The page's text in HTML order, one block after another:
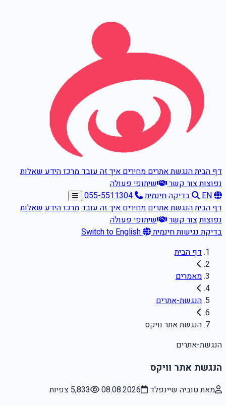
דף הביתהנגשת אתריםמחיריםאיך זה עובדמרכז הידעשאלות
נפוצותצור קשר
שיתופי פעולה
EN
בדיקה חינמית
055-5511304
דף הביתהנגשת אתריםמחיריםאיך זה עובדמרכז הידעשאלות
נפוצותצור קשר
שיתופי פעולה
בדיקת נגישות חינמית
Switch to English
דף הבית
מאמרים
הנגשת-אתרים
הנגשת אתר וויקס
הנגשת-אתרים
הנגשת אתר וויקס
מאת טוביה שיינפלד 08.08.2026 5,833 צפיות